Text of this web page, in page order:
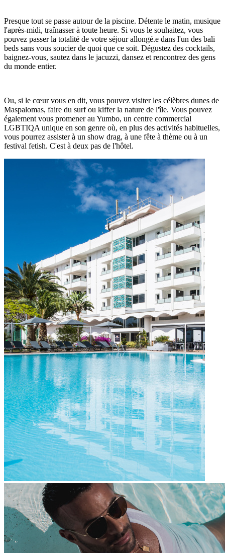
Presque tout se passe autour de la piscine. Détente le matin, musique
l'après-midi, traînasser à toute heure. Si vous le souhaitez, vous
pouvez passer la totalité de votre séjour allongé.e dans l'un des bali
beds sans vous soucier de quoi que ce soit. Dégustez des cocktails,
baignez-vous, sautez dans le jacuzzi, dansez et rencontrez des gens
du monde entier.
Ou, si le cœur vous en dit, vous pouvez visiter les célèbres dunes de
Maspalomas, faire du surf ou kiffer la nature de l'île. Vous pouvez
également vous promener au Yumbo, un centre commercial
LGBTIQA unique en son genre où, en plus des activités habituelles,
vous pourrez assister à un show drag, à une fête à thème ou à un
festival fetish. C'est à deux pas de l'hôtel.